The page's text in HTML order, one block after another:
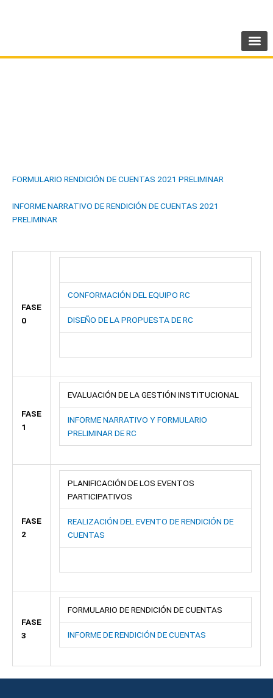
FORMULARIO RENDICIÓN DE CUENTAS 2021 PRELIMINAR
INFORME NARRATIVO DE RENDICIÓN DE CUENTAS 2021
PRELIMINAR
FASE
0
CONFORMACIÓN DEL EQUIPO RC
DISEÑO DE LA PROPUESTA DE RC
FASE
1
EVALUACIÓN DE LA GESTIÓN INSTITUCIONAL
INFORME NARRATIVO Y FORMULARIO
PRELIMINAR DE RC
FASE
2
PLANIFICACIÓN DE LOS EVENTOS
PARTICIPATIVOS
REALIZACIÓN DEL EVENTO DE RENDICIÓN DE
CUENTAS
FASE
3
FORMULARIO DE RENDICIÓN DE CUENTAS
INFORME DE RENDICIÓN DE CUENTAS